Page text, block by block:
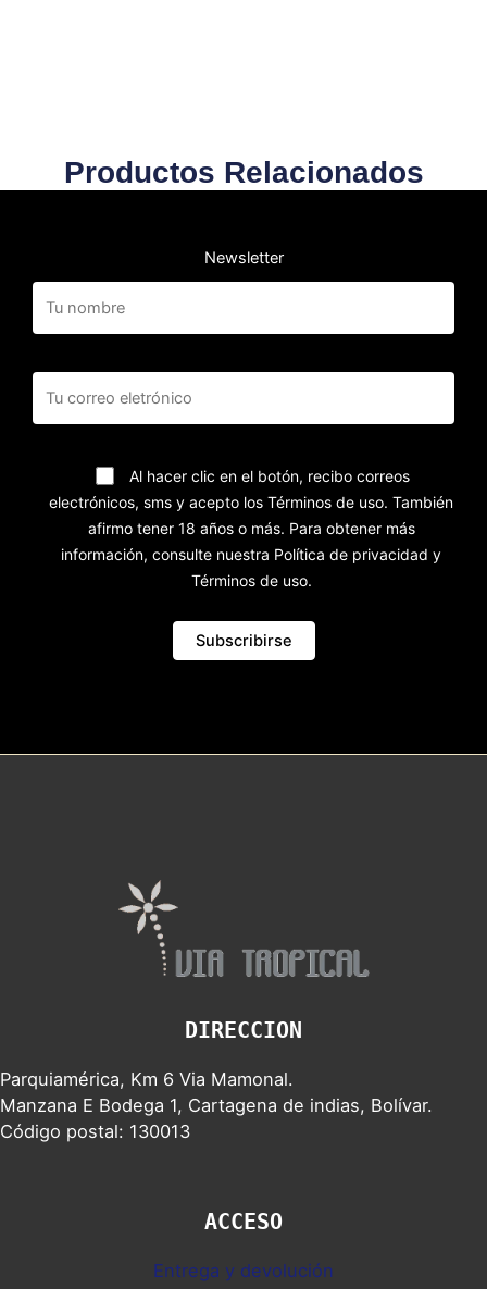
Productos Relacionados
Newsletter
Al hacer clic en el botón, recibo correos
electrónicos, sms y acepto los Términos de uso. También
afirmo tener 18 años o más. Para obtener más
información, consulte nuestra Política de privacidad y
Términos de uso.
DIRECCION
Parquiamérica, Km 6 Via Mamonal.
Manzana E Bodega 1, Cartagena de indias, Bolívar.
Código postal: 130013
ACCESO
Entrega y devolución